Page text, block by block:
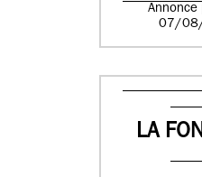
Annonce
07/
LA